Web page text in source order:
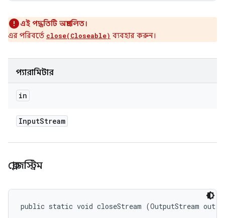
এই পদ্ধতিটি অপ্রচলিত।
এর পরিবর্তে close(Closeable) ব্যবহার করুন।
প্যারামিটার
in
InputStream
ক্লোজস্ট্রিম
public static void closeStream (OutputStream out)